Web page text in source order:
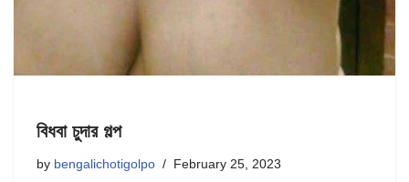
বিধবা চুদার গল্প
by bengalichotigolpo February 25, 2023